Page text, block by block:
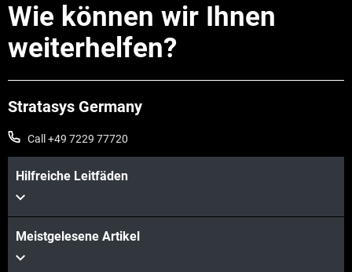
Wie können wir Ihnen
weiterhelfen?
Stratasys Germany
Call +49 7229 77720
Hilfreiche Leitfäden
Meistgelesene Artikel